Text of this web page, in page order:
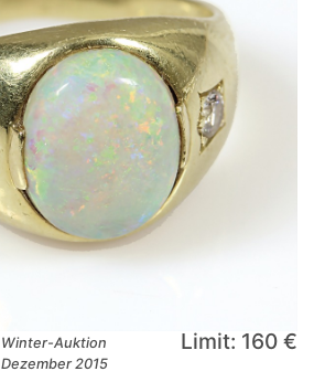
Winter-Auktion
Dezember 2015
Limit: 160 €